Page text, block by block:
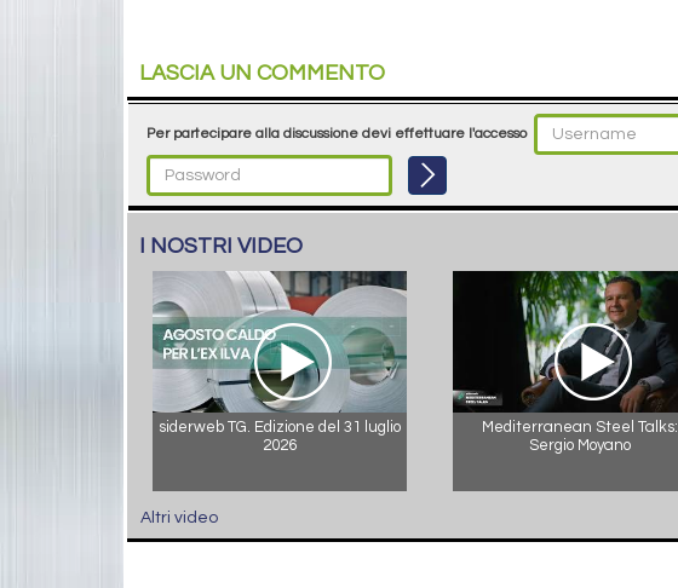
LASCIA UN COMMENTO
Per partecipare alla discussione devi effettuare l'accesso
I NOSTRI VIDEO
siderweb TG. Edizione del 31 luglio
2026
Mediterranean Steel Talks:
Sergio Moyano
Altri video